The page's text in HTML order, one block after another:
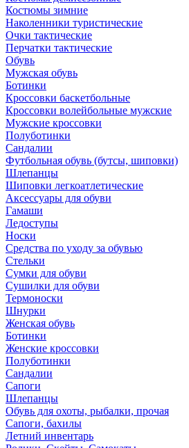
Костюмы зимние
Наколенники туристические
Очки тактические
Перчатки тактические
Обувь
Мужская обувь
Ботинки
Кроссовки баскетбольные
Кроссовки волейбольные мужские
Мужские кроссовки
Полуботинки
Сандалии
Футбольная обувь (бутсы, шиповки)
Шлепанцы
Шиповки легкоатлетические
Аксессуары для обуви
Гамаши
Ледоступы
Носки
Средства по уходу за обувью
Стельки
Сумки для обуви
Сушилки для обуви
Термоноски
Шнурки
Женская обувь
Ботинки
Женские кроссовки
Полуботинки
Сандалии
Сапоги
Шлепанцы
Обувь для охоты, рыбалки, прочая
Сапоги, бахилы
Летний инвентарь